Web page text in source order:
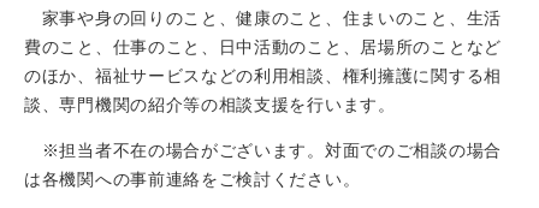
家事や身の回りのこと、健康のこと、住まいのこと、生活
費のこと、仕事のこと、日中活動のこと、居場所のことなど
のほか、福祉サービスなどの利用相談、権利擁護に関する相
談、専門機関の紹介等の相談支援を行います。
※担当者不在の場合がございます。対面でのご相談の場合
は各機関への事前連絡をご検討ください。